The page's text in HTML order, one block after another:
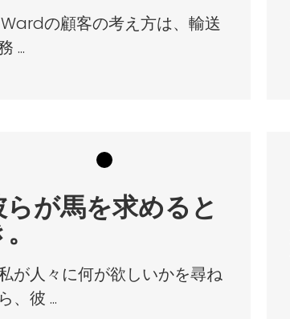
の顧客の考え方は、輸送
...
らが馬を求めると
が人々に何が欲しいかを尋ね
、彼 ...